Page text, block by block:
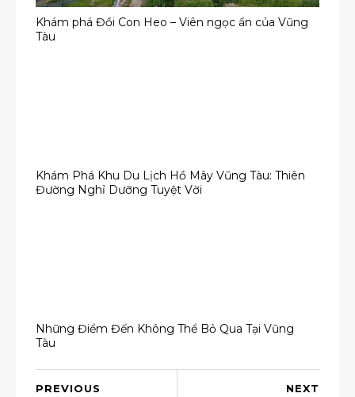
Khám phá Đồi Con Heo – Viên ngọc ẩn của Vũng
Tàu
Khám Phá Khu Du Lịch Hồ Mây Vũng Tàu: Thiên
Đường Nghỉ Dưỡng Tuyệt Vời
Những Điểm Đến Không Thể Bỏ Qua Tại Vũng
Tàu
NEXT
PREVIOUS